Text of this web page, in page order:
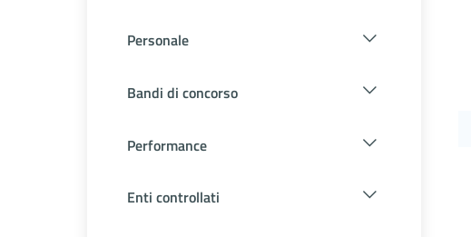
Personale
Bandi di concorso
Performance
Enti controllati